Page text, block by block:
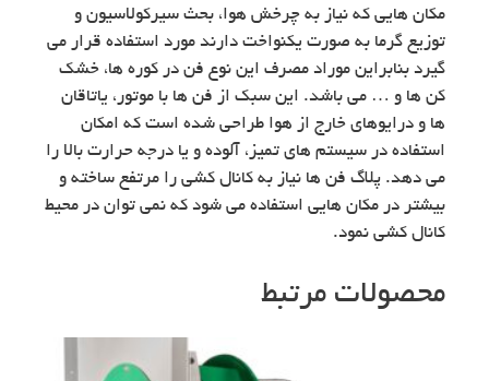
مکان هایی که نیاز به چرخش هوا، بحث سیرکولاسیون و
توزیع گرما به صورت یکنواخت دارند مورد استفاده قرار می
گیرد بنابراین موراد مصرف این نوع فن در کوره ها، خشک
کن ها و … می باشد. این سبک از فن ها با موتور، یاتاقان
ها و درایوهای خارج از هوا طراحی شده است که امکان
استفاده در سیستم های تمیز، آلوده و یا درجه حرارت بالا را
می دهد. پلاگ فن ها نیاز به کانال کشی را مرتفع ساخته و
بیشتر در مکان هایی استفاده می شود که نمی توان در محیط
کانال کشی نمود.
محصولات مرتبط